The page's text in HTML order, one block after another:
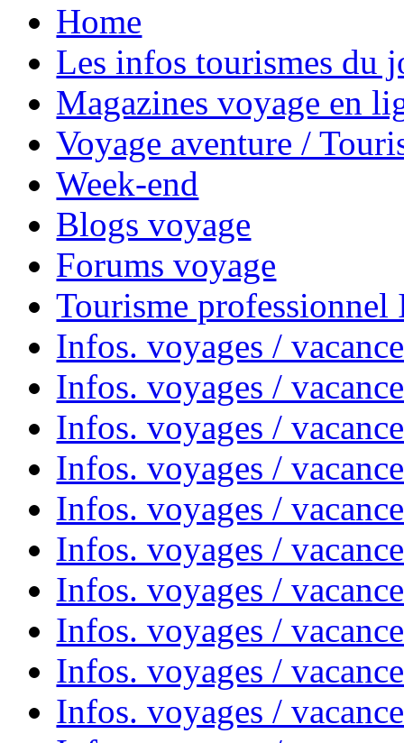
Home
Les infos tourismes du
Magazines voyage en
Voyage aventure /
Week-end
Blogs voyage
Forums voyage
Tourisme
Infos. voyages /
Infos. voyages /
Infos. voyages /
Infos. voyages /
Infos. voyages /
Infos. voyages /
Infos. voyages /
Infos. voyages /
Infos. voyages /
Infos. voyages /